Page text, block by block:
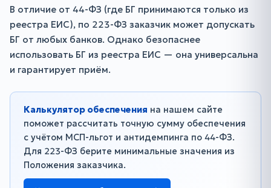
В отличие от 44-ФЗ (где БГ принимаются только из
реестра ЕИС), по 223-ФЗ заказчик может допускать
БГ от любых банков. Однако безопаснее
использовать БГ из реестра ЕИС — она универсальна
и гарантирует приём.
Калькулятор обеспечения на нашем сайте
поможет рассчитать точную сумму обеспечения
с учётом МСП-льгот и антидемпинга по 44-ФЗ.
Для 223-ФЗ берите минимальные значения из
Положения заказчика.